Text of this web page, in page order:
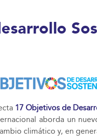
17 Objetivos de
aborda un
climático y, en